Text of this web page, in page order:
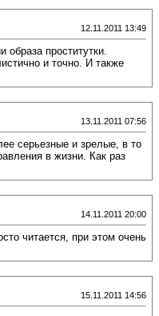
12.11.2011 13:49
образа проститутки.
и точно. И также
13.11.2011 07:56
серьезные и зрелые, в то
в жизни. Как раз
14.11.2011 20:00
читается, при этом очень
15.11.2011 14:56